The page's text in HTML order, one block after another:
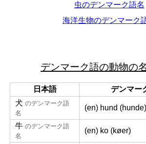
虫のデンマーク語名
海洋生物のデンマーク
デンマーク語の動物の
日本語
デンマー
犬 のデンマーク語
名
(en) hund (hunde)
牛 のデンマーク語
名
(en) ko (køer)